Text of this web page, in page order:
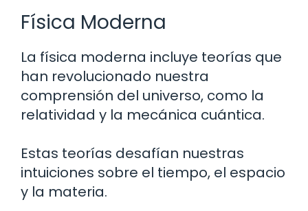
Física Moderna
La física moderna incluye teorías que
han revolucionado nuestra
comprensión del universo, como la
relatividad y la mecánica cuántica.
Estas teorías desafían nuestras
intuiciones sobre el tiempo, el espacio
y la materia.